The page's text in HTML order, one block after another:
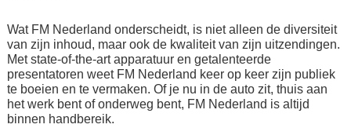
Wat FM Nederland onderscheidt, is niet alleen de diversiteit
van zijn inhoud, maar ook de kwaliteit van zijn uitzendingen.
Met state-of-the-art apparatuur en getalenteerde
presentatoren weet FM Nederland keer op keer zijn publiek
te boeien en te vermaken. Of je nu in de auto zit, thuis aan
het werk bent of onderweg bent, FM Nederland is altijd
binnen handbereik.